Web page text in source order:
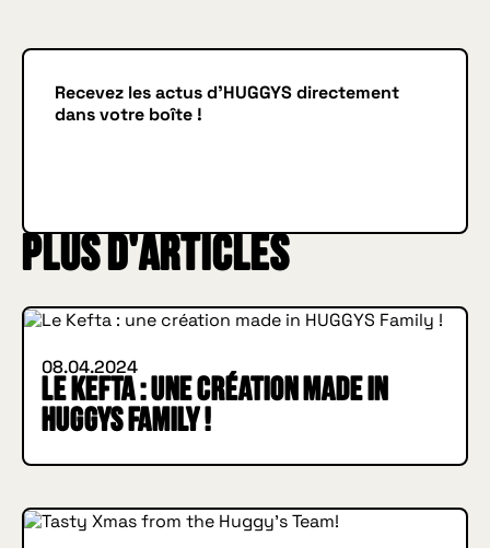
Recevez les actus d'HUGGYS directement
dans votre boîte !
Plus d'articles
08.04.2024
Le Kefta : une création made in
HUGGYS Family !